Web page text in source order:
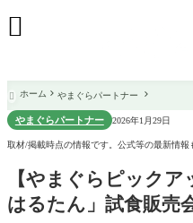

 ホーム やまぐらパートナー
やまぐらパートナー 2026年1月29日
取材/掲載時点の情報です。公式等の最新情報
【やまぐらピック
はるたん」試食販売